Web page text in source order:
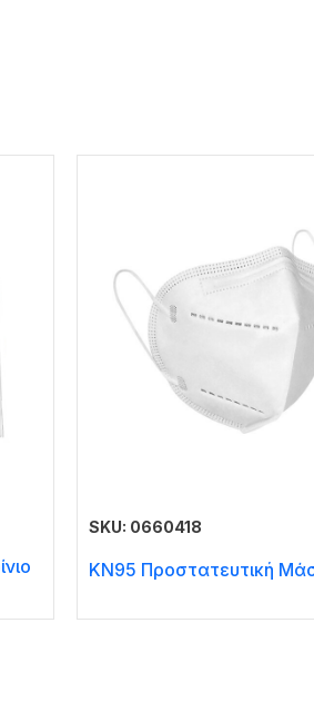
SKU: 0660418
KN95 Προστατευτική